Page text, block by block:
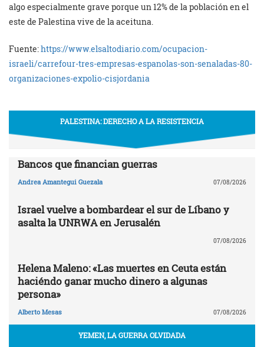
algo especialmente grave porque un 12% de la población en el
este de Palestina vive de la aceituna.
Fuente:https://www.elsaltodiario.com/ocupacion-
israeli/carrefour-tres-empresas-espanolas-son-senaladas-80-
organizaciones-expolio-cisjordania
PALESTINA: DERECHO A LA RESISTENCIA
Bancos que financian guerras
Andrea Amantegui Guezala 07/08/2026
Israel vuelve a bombardear el sur de Líbano y
asalta la UNRWA en Jerusalén
07/08/2026
Helena Maleno: «Las muertes en Ceuta están
haciéndo ganar mucho dinero a algunas
persona»
Alberto Mesas 07/08/2026
YEMEN, LA GUERRA OLVIDADA